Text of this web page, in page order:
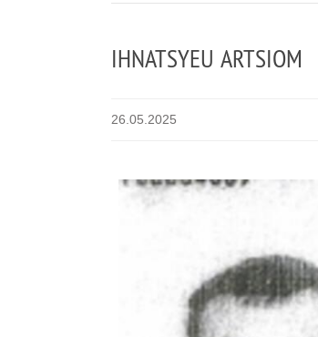
IHNATSYEU ARTSIOM
26.05.2025